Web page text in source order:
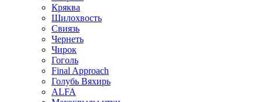
Кряква
Шилохвость
Свиязь
Чернеть
Чирок
Гоголь
Final Approach
Голубь Вяхирь
ALFA